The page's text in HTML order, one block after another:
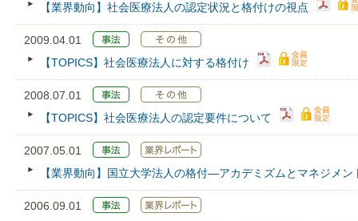
【業界動向】社会医療法人の認定状況と格付けの視点
2009.04.01
【TOPICS】社会医療法人に対する格付け
2008.07.01
【TOPICS】社会医療法人の認定要件について
2007.05.01
【業界動向】国立大学法人の格付―アカデミズムとマネジメ
2006.09.01